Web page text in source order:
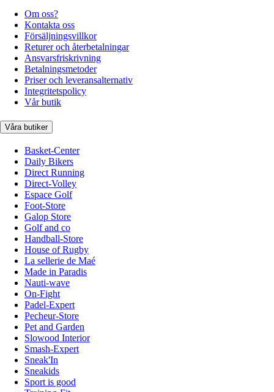
Om oss?
Kontakta oss
Försäljningsvillkor
Returer och återbetalningar
Ansvarsfriskrivning
Betalningsmetoder
Priser och leveransalternativ
Integritetspolicy
Vår butik
Våra butiker
Basket-Center
Daily Bikers
Direct Running
Direct-Volley
Espace Golf
Foot-Store
Galop Store
Golf and co
Handball-Store
House of Rugby
La sellerie de Maé
Made in Paradis
Nauti-wave
On-Fight
Padel-Expert
Pecheur-Store
Pet and Garden
Slowood Interior
Smash-Expert
Sneak'In
Sneakids
Sport is good